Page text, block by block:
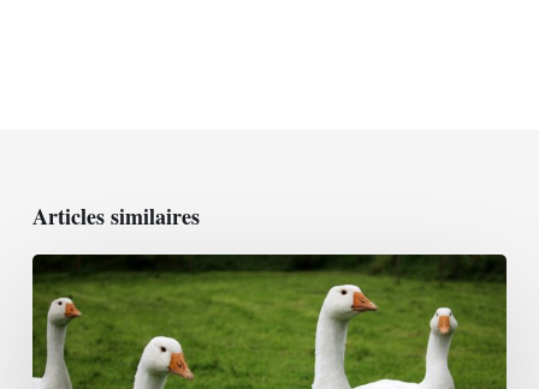
Articles similaires
L’oie